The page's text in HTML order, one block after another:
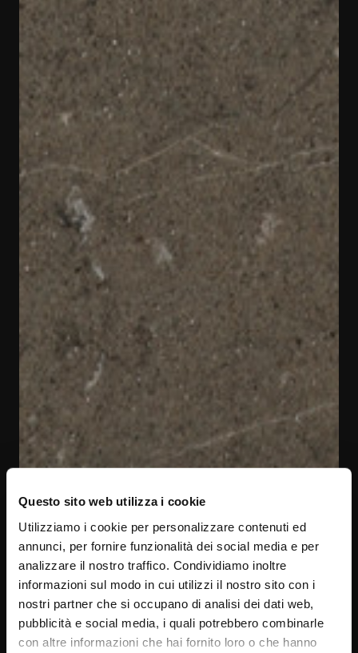
Questo sito web utilizza i cookie
Utilizziamo i cookie per personalizzare contenuti ed
annunci, per fornire funzionalità dei social media e per
analizzare il nostro traffico. Condividiamo inoltre
informazioni sul modo in cui utilizzi il nostro sito con i
nostri partner che si occupano di analisi dei dati web,
pubblicità e social media, i quali potrebbero combinarle
con altre informazioni che hai fornito loro o che hanno